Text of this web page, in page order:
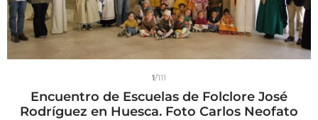
1/111
Encuentro de Escuelas de Folclore José
Rodríguez en Huesca. Foto Carlos Neofato